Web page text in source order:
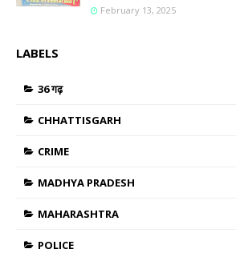
February 13, 2025
LABELS
36 गढ़
CHHATTISGARH
CRIME
MADHYA PRADESH
MAHARASHTRA
POLICE